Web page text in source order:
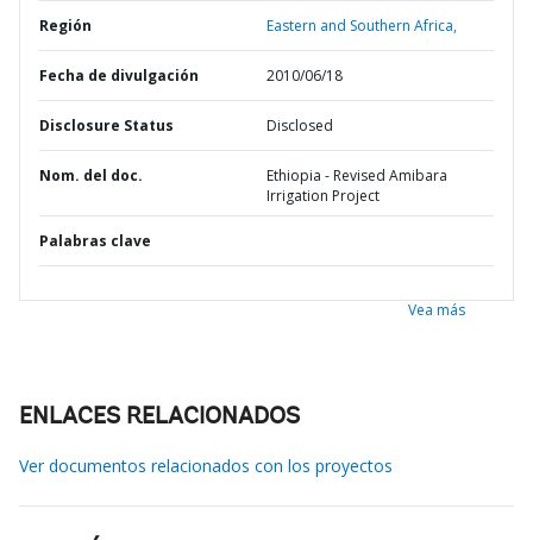
Región Eastern and Southern Africa,
Fecha de divulgación 2010/06/18
Disclosure Status Disclosed
Nom. del doc.
Ethiopia - Revised Amibara
Irrigation Project
Palabras clave
Vea más
ENLACES RELACIONADOS
Ver documentos relacionados con los proyectos